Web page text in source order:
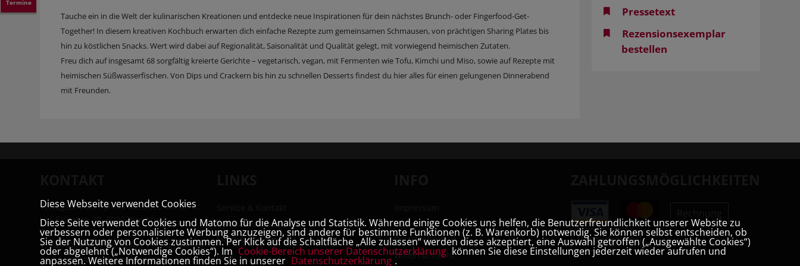
Termine
Tauche ein in die Welt der kulinarischen Kreationen und entdecke neue Inspirationen für dein nächstes Brunch- oder Fingerfood-Get-
Together! In diesem kreativen Kochbuch erwarten dich einfache Rezepte zum gemeinsamen Schmausen, von prächtigen Sharing Plates bis
hin zu köstlichen Snacks. Wert wird dabei auf Regionalität, Saisonalität und Qualität gelegt, mit vorwiegend heimischen Zutaten.
Freu dich auf insgesamt 68 sorgfältig kreierte Gerichte – vegetarisch, vegan, mit Fermenten wie Tofu, Kimchi und Miso, sowie auf Rezepte mit
heimischen Süßwasserfischen. Von Dips und Crackern bis hin zu schnellen Desserts findest du hier alles für einen gelungenen Dinnerabend
mit Freunden.
Pressetext
Rezensionsexemplar
bestellen
Verlagsanstalt Tyrolia Gesellschaft m. b.
H | Exlgasse 20, 6020 Innsbruck
T:+43 (0) 512 22 33 - 2205| F: +43 (0) 512
22 33 - 2119 | E:buchverlag@tyrolia.at|
Tyrolia Buchhandlung
Links & Partner
Jobs
AGB
Barrierefreiheit
Widerrufsrecht
Vorauskasse
Diese Webseite verwendet Cookies
Diese Seite verwendet Cookies und Matomo für die Analyse und Statistik. Während einige Cookies uns helfen, die Benutzerfreundlichkeit unserer Website zu
verbessern oder personalisierte Werbung anzuzeigen, sind andere für bestimmte Funktionen (z. B. Warenkorb) notwendig. Sie können selbst entscheiden, ob
Sie der Nutzung von Cookies zustimmen. Per Klick auf die Schaltfläche „Alle zulassen“ werden diese akzeptiert, eine Auswahl getroffen („Ausgewählte Cookies“)
oder abgelehnt („Notwendige Cookies“). Im Cookie-Bereich unserer Datenschutzerklärung können Sie diese Einstellungen jederzeit wieder aufrufen und
anpassen. Weitere Informationen finden Sie in unserer Datenschutzerklärung .